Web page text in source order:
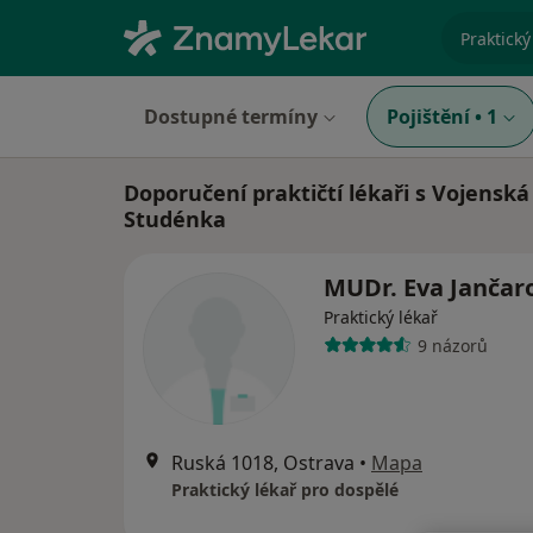
Dostupné termíny Pojištění • 1
Doporučení praktičtí lékaři s
Studénka
MUDr. Eva
Praktický lékař
9 názorů
Ruská 1018, Ostrava • Mapa
Praktický lékař pro dospělé